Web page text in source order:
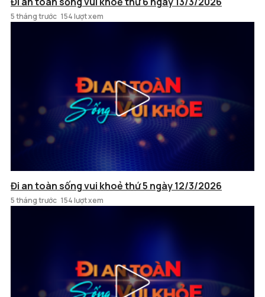
5 tháng trước 154 lượt xem
Đi an toàn sống vui khoẻ thứ 5 ngày 12/3/2026
5 tháng trước 154 lượt xem